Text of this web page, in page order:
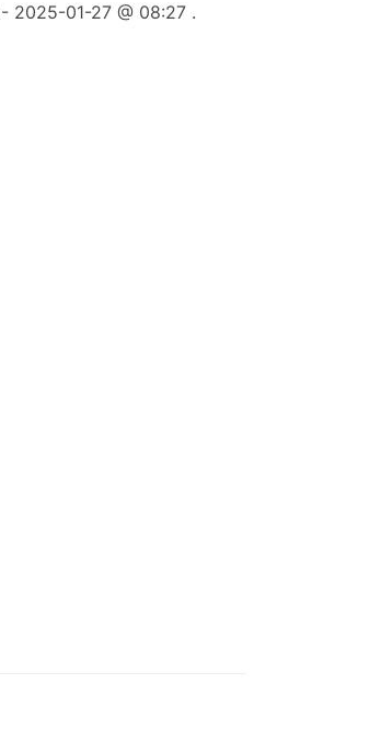
- 2025-01-27 @ 08:27 .